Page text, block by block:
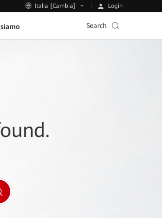
Italia [Cambia] Login
Search